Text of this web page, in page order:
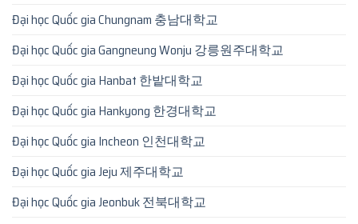
Đại học Quốc gia Chungnam 충남대학교
Đại học Quốc gia Gangneung Wonju 강릉원주대학교
Đại học Quốc gia Hanbat 한밭대학교
Đại học Quốc gia Hankyong 한경대학교
Đại học Quốc gia Incheon 인천대학교
Đại học Quốc gia Jeju 제주대학교
Đại học Quốc gia Jeonbuk 전북대학교